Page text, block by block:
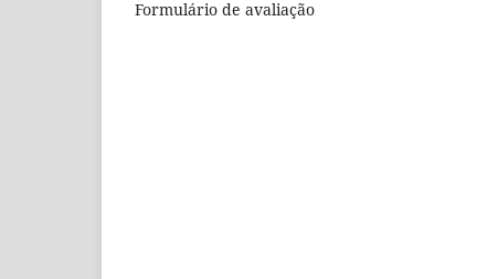
Formulário de avaliação